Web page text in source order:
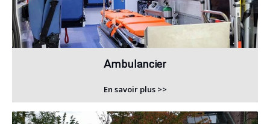
Ambulancier
En savoir plus >>